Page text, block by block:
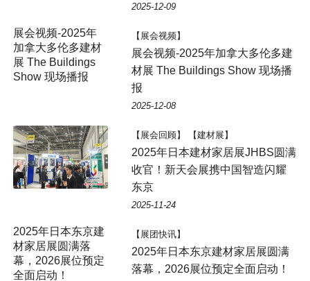
2025-12-09
展会视频-2025年
加拿大多伦多建材
展 The Buildings
Show 现场播报
【展会视频】
展会视频-2025年加拿大多伦多建
材展 The Buildings Show 现场播
报
2025-12-08
【展会回顾】 【建材展】
2025年日本建材家居展JHBS圆满
收官！新天会展携中国智造闪耀
东京
2025-11-24
2025年日本东京建
材家居展圆满落
幕，2026展位预定
全面启动！
【展团快讯】
2025年日本东京建材家居展圆满
落幕，2026展位预定全面启动！